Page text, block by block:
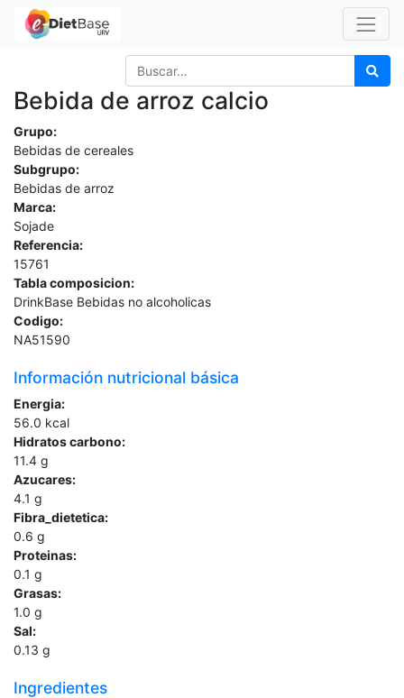
Bebida de arroz calcio
Grupo:
Bebidas de cereales
Subgrupo:
Bebidas de arroz
Marca:
Sojade
Referencia:
15761
Tabla composicion:
DrinkBase Bebidas no alcoholicas
Codigo:
NA51590
Información nutricional básica
Energia:
56.0 kcal
Hidratos carbono:
11.4 g
Azucares:
4.1 g
Fibra_dietetica:
0.6 g
Proteinas:
0.1 g
Grasas:
1.0 g
Sal:
0.13 g
Ingredientes